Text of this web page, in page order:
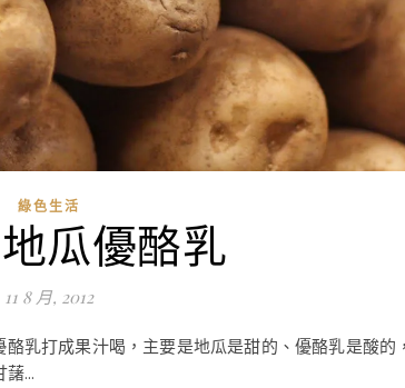
綠色生活
瓜優酪乳
11 8 月, 2012
乳打成果汁喝，主要是地瓜是甜的、優酪乳是酸
...